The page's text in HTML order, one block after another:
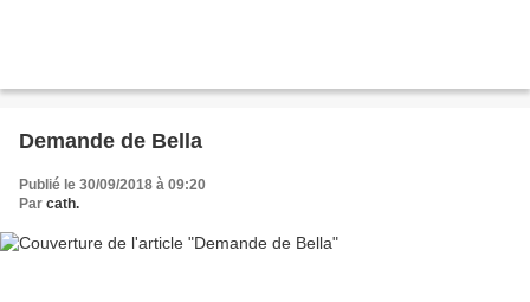
Demande de Bella
Publié le 30/09/2018 à 09:20
Par cath.